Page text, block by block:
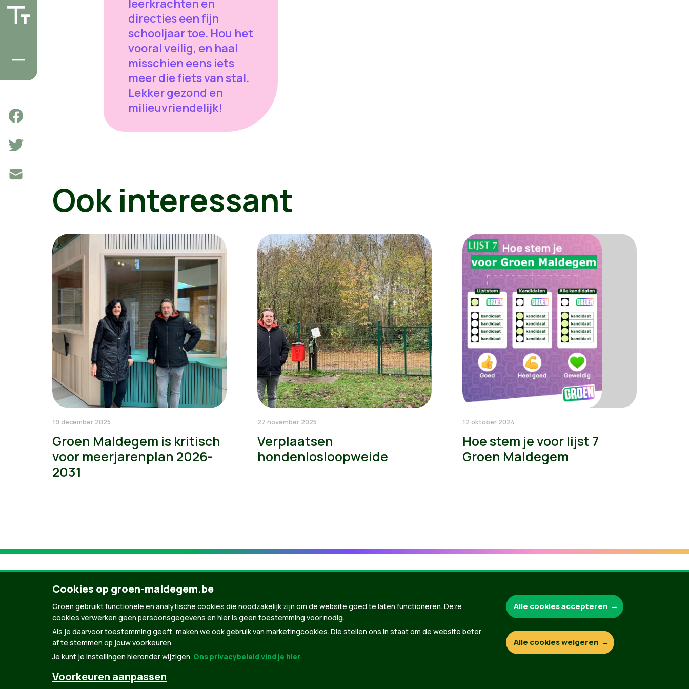
leerkrachten en
directies een fijn
schooljaar toe. Hou het
vooral veilig, en haal
misschien eens iets
meer die fiets van stal.
Lekker gezond en
milieuvriendelijk!
Ook interessant
19 december 2025
Groen Maldegem is kritisch
voor meerjarenplan 2026-
2031
27 november 2025
Verplaatsen
hondenlosloopweide
12 oktober 2024
Hoe stem je voor lijst 7
Groen Maldegem
Groen.be
© Copyright Groen 2026 | Gemaakt metNationBuilder| Gebouwd door
Cookies op groen-maldegem.be
Groen gebruikt functionele en analytische cookies die noodzakelijk zijn om de website goed te laten functioneren. Deze
cookies verwerken geen persoonsgegevens en hier is geen toestemming voor nodig.
Als je daarvoor toestemming geeft, maken we ook gebruik van marketingcookies. Die stellen ons in staat om de website beter
af te stemmen op jouw voorkeuren.
Je kunt je instellingen hieronder wijzigen. Ons privacybeleid vind je hier.
Voorkeuren aanpassen
Alle cookies accepteren
Alle cookies weigeren